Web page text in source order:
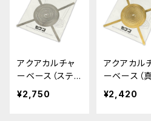
アクアカルチャ
ーベース（ステン
レス製）
¥2,750
アクアカル
ーベース（
製）
¥2,420